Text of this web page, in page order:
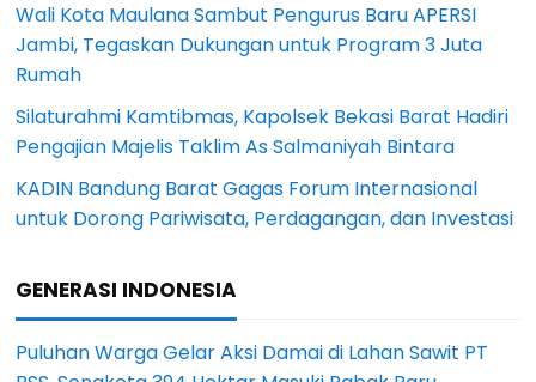
Wali Kota Maulana Sambut Pengurus Baru APERSI
Jambi, Tegaskan Dukungan untuk Program 3 Juta
Rumah
Silaturahmi Kamtibmas, Kapolsek Bekasi Barat Hadiri
Pengajian Majelis Taklim As Salmaniyah Bintara
KADIN Bandung Barat Gagas Forum Internasional
untuk Dorong Pariwisata, Perdagangan, dan Investasi
GENERASI INDONESIA
Puluhan Warga Gelar Aksi Damai di Lahan Sawit PT